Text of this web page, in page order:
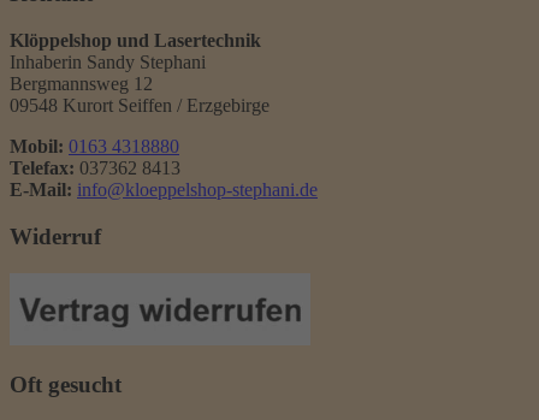
Klöppelshop und Lasertechnik
Inhaberin Sandy Stephani
Bergmannsweg 12
09548 Kurort Seiffen / Erzgebirge
Mobil: 0163 4318880
Telefax: 037362 8413
E-Mail: info@kloeppelshop-stephani.de
Widerruf
Oft gesucht